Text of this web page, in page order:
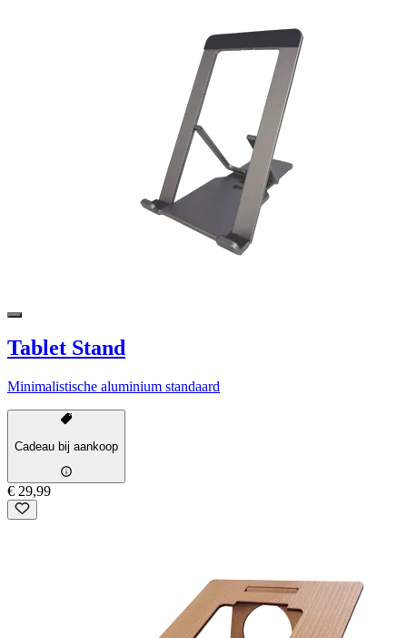
Tablet Stand
Minimalistische aluminium standaard
Cadeau bij aankoop
€ 29,99